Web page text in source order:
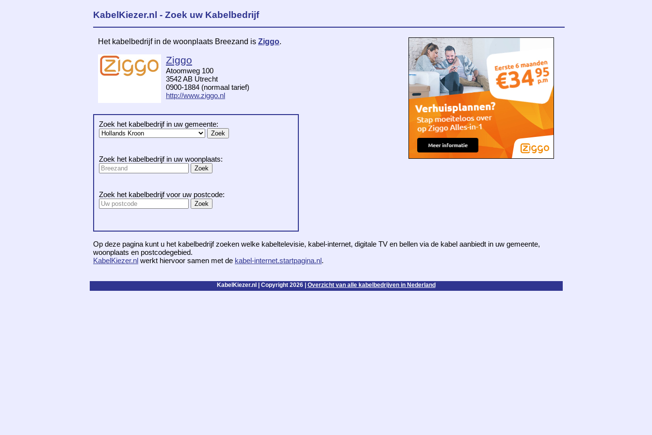
KabelKiezer.nl - Zoek uw Kabelbedrijf
Het kabelbedrijf in de woonplaats Breezand is Ziggo.
Ziggo
Atoomweg 100
3542 AB Utrecht
0900-1884 (normaal tarief)
http://www.ziggo.nl
Zoek het kabelbedrijf in uw gemeente:
Zoek het kabelbedrijf in uw woonplaats:
Zoek het kabelbedrijf voor uw postcode:
Op deze pagina kunt u het kabelbedrijf zoeken welke kabeltelevisie, kabel-internet, digitale TV en bellen via de kabel aanbiedt in uw gemeente,
woonplaats en postcodegebied.
KabelKiezer.nl werkt hiervoor samen met de kabel-internet.startpagina.nl.
KabelKiezer.nl | Copyright 2026 | Overzicht van alle kabelbedrijven in Nederland